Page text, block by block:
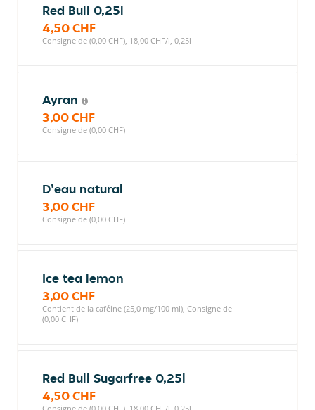
Red Bull 0,25l
4,50 CHF
Consigne de (0,00 CHF), 18,00 CHF/l, 0,25l
Ayran
3,00 CHF
Consigne de (0,00 CHF)
D'eau natural
3,00 CHF
Consigne de (0,00 CHF)
Ice tea lemon
3,00 CHF
Contient de la caféine (25,0 mg/100 ml), Consigne de
(0,00 CHF)
Red Bull Sugarfree 0,25l
4,50 CHF